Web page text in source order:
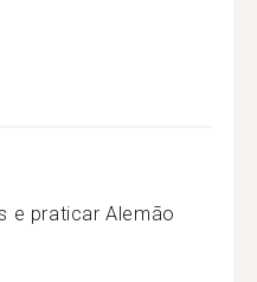
e praticar Alemão